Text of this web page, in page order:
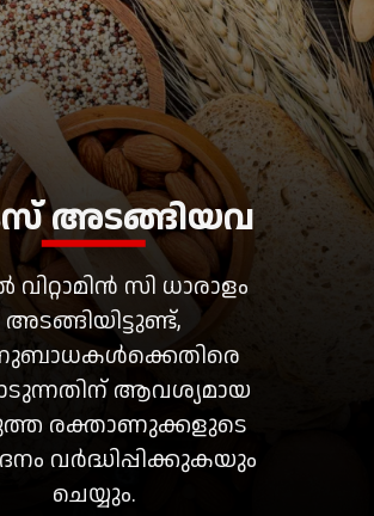
സി ധാരാളം
അടങ്ങിയിട്ടുണ്ട്,
ആവശ്യമായ
രക്താണുക്കളുടെ
വർദ്ധിപ്പിക്കുകയും
ചെയ്യും.